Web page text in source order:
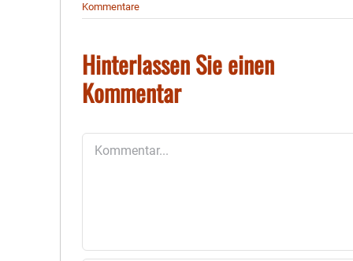
Kommentare
Hinterlassen Sie einen
Kommentar